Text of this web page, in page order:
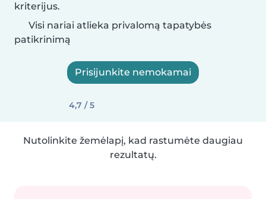
kriterijus.
Visi nariai atlieka privalomą tapatybės
patikrinimą
Prisijunkite nemokamai
4,7 / 5
Nutolinkite žemėlapį, kad rastumėte daugiau
rezultatų.